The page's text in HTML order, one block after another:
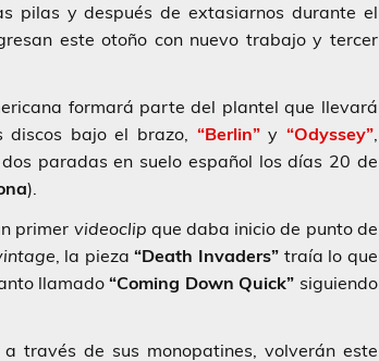
pilas y después de extasiarnos durante el
este otoño con nuevo trabajo y tercer
formará parte del plantel que llevará
discos bajo el brazo, “Berlin” y “Odyssey”,
paradas en suelo español los días 20 de
).
primer videoclip que daba inicio de punto de
, la pieza“Death Invaders” traía lo que
llamado“Coming Down Quick” siguiendo
través de sus monopatines, volverán este